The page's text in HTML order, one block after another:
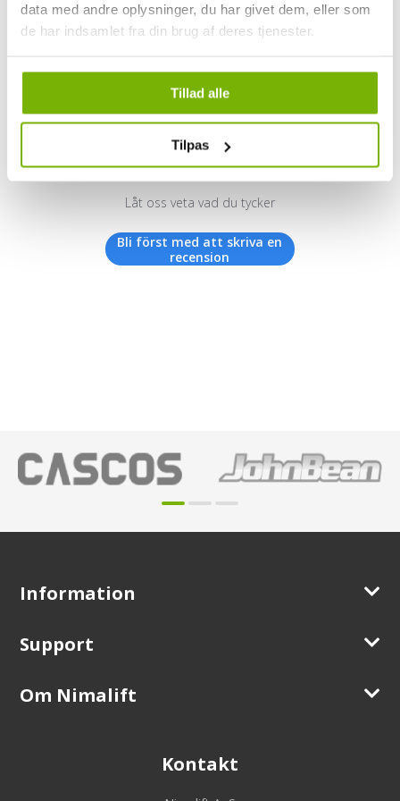
data med andre oplysninger, du har givet dem, eller som
de har indsamlet fra din brug af deres tjenester.
Tillad alle
Tilpas
Vi letar efter stjärnor!
Låt oss veta vad du tycker
Bli först med att skriva en
recension
Information
Support
Om Nimalift
Kontakt